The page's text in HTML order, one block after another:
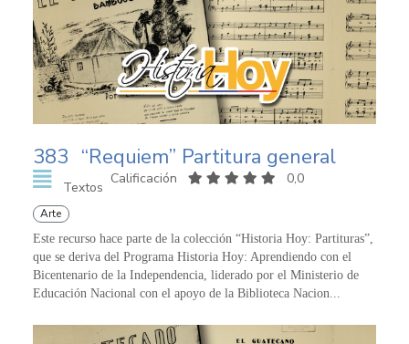
383 “Requiem” Partitura general
Textos
Calificación 0,0
Arte
Este recurso hace parte de la colección “Historia Hoy: Partituras”,
que se deriva del Programa Historia Hoy: Aprendiendo con el
Bicentenario de la Independencia, liderado por el Ministerio de
Educación Nacional con el apoyo de la Biblioteca Nacion...